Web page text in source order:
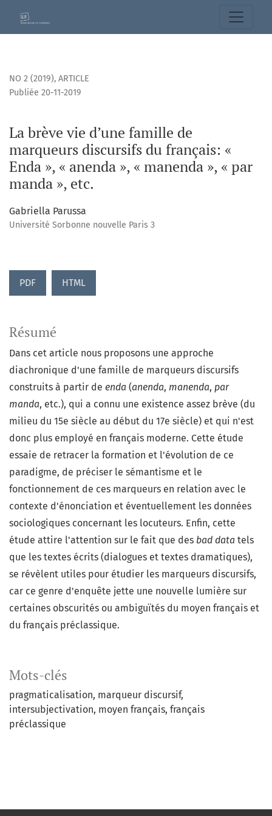
NO 2 (2019), ARTICLE
La brève vie d’une famille de
marqueurs discursifs du français: «
Enda », « anenda », « manenda », « par
manda », etc.
Publiée 20-11-2019
Gabriella Parussa
Université Sorbonne nouvelle Paris 3
PDF HTML
Mots-clés
pragmaticalisation marqueur discursif
intersubjectivation moyen français français
préclassique
Résumé
Dans cet article nous proposons une approche
diachronique d'une famille de marqueurs discursifs
construits à partir de enda (anenda, manenda, par
manda, etc.), qui a connu une existence assez brève (du
milieu du 15e siècle au début du 17e siècle) et qui n'est
donc plus employé en français moderne. Cette étude
essaie de retracer la formation et l'évolution de ce
paradigme, de préciser le sémantisme et le
fonctionnement de ces marqueurs en relation avec le
contexte d'énonciation et éventuellement les données
sociologiques concernant les locuteurs. Enfin, cette
étude attire l'attention sur le fait que des bad data tels
que les textes écrits (dialogues et textes dramatiques),
se révèlent utiles pour étudier les marqueurs discursifs,
car ce genre d'enquête jette une nouvelle lumière sur
certaines obscurités ou ambiguïtés du moyen français et
du français préclassique.